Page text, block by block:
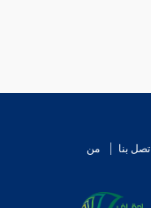
اتصل بنا
من